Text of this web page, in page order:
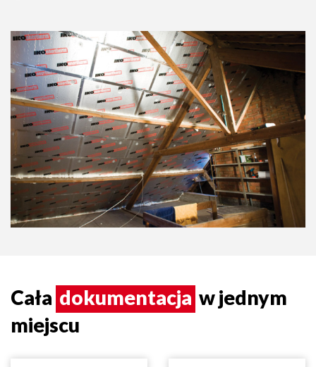
Cała dokumentacja w jednym
miejscu